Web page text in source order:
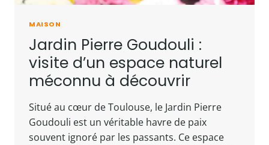
MAISON
Jardin Pierre Goudouli :
visite d’un espace naturel
méconnu à découvrir
Situé au cœur de Toulouse, le Jardin Pierre
Goudouli est un véritable havre de paix
souvent ignoré par les passants. Ce espace